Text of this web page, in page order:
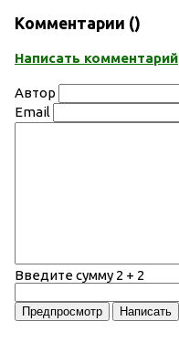
Комментарии ()
Написать комментарий
Автор
Email
Введите сумму 2 + 2